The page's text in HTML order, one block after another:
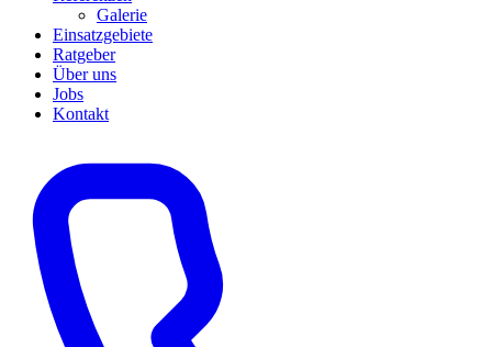
Galerie
Einsatzgebiete
Ratgeber
Über uns
Jobs
Kontakt